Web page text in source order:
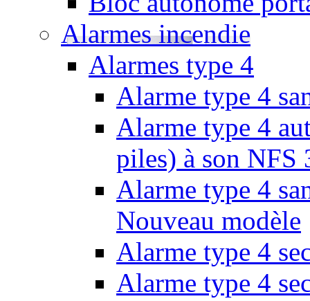
Alarmes incendie
Alarmes type 4
Alarme type 4
Alarme type 4
piles) à son NFS
Alarme type 4
Nouveau modèle
Alarme type 4
Alarme type 4